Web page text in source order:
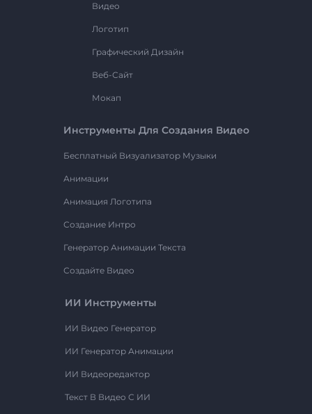
Видео
Логотип
Графический Дизайн
Веб-Сайт
Мокап
Инструменты Для Создания Видео
Бесплатный Визуализатор Музыки
Анимации
Анимация Логотипа
Создание Интро
Генератор Анимации Текста
Создайте Видео
ИИ Инструменты
ИИ Видео Генератор
ИИ Генератор Анимации
ИИ Видеоредактор
Текст В Видео С ИИ